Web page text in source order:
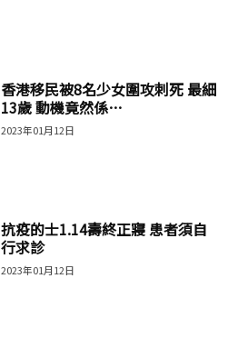
香港移民被8名少女圍攻刺死 最細
13歲 動機竟然係…
2023年01月12日
抗疫的士1.14壽終正寢 患者須自
行求診
2023年01月12日